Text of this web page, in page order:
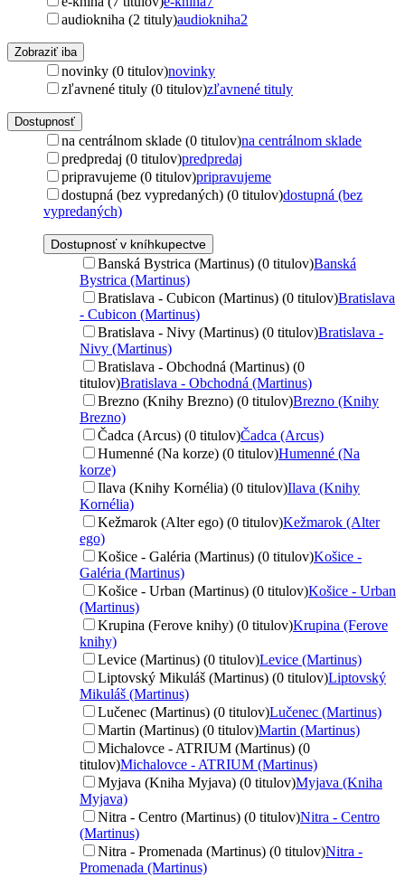
audiokniha (2 tituly)audiokniha2
Zobraziť iba
novinky (0 titulov)novinky
zľavnené tituly (0 titulov)zľavnené tituly
Dostupnosť
na centrálnom sklade (0 titulov)na centrálnom sklade
predpredaj (0 titulov)predpredaj
pripravujeme (0 titulov)pripravujeme
dostupná (bez vypredaných) (0 titulov)dostupná (bez
vypredaných)
Dostupnosť v kníhkupectve
Banská Bystrica (Martinus) (0 titulov)Banská
Bystrica (Martinus)
Bratislava - Cubicon (Martinus) (0 titulov)Bratislava
- Cubicon (Martinus)
Bratislava - Nivy (Martinus) (0 titulov)Bratislava -
Nivy (Martinus)
Bratislava - Obchodná (Martinus) (0
titulov)Bratislava - Obchodná (Martinus)
Brezno (Knihy Brezno) (0 titulov)Brezno (Knihy
Brezno)
Čadca (Arcus) (0 titulov)Čadca (Arcus)
Humenné (Na korze) (0 titulov)Humenné (Na
korze)
Ilava (Knihy Kornélia) (0 titulov)Ilava (Knihy
Kornélia)
Kežmarok (Alter ego) (0 titulov)Kežmarok (Alter
ego)
Košice - Galéria (Martinus) (0 titulov)Košice -
Galéria (Martinus)
Košice - Urban (Martinus) (0 titulov)Košice - Urban
(Martinus)
Krupina (Ferove knihy) (0 titulov)Krupina (Ferove
knihy)
Levice (Martinus) (0 titulov)Levice (Martinus)
Liptovský Mikuláš (Martinus) (0 titulov)Liptovský
Mikuláš (Martinus)
Lučenec (Martinus) (0 titulov)Lučenec (Martinus)
Martin (Martinus) (0 titulov)Martin (Martinus)
Michalovce - ATRIUM (Martinus) (0
titulov)Michalovce - ATRIUM (Martinus)
Myjava (Kniha Myjava) (0 titulov)Myjava (Kniha
Myjava)
Nitra - Centro (Martinus) (0 titulov)Nitra - Centro
(Martinus)
Nitra - Promenada (Martinus) (0 titulov)Nitra -
Promenada (Martinus)